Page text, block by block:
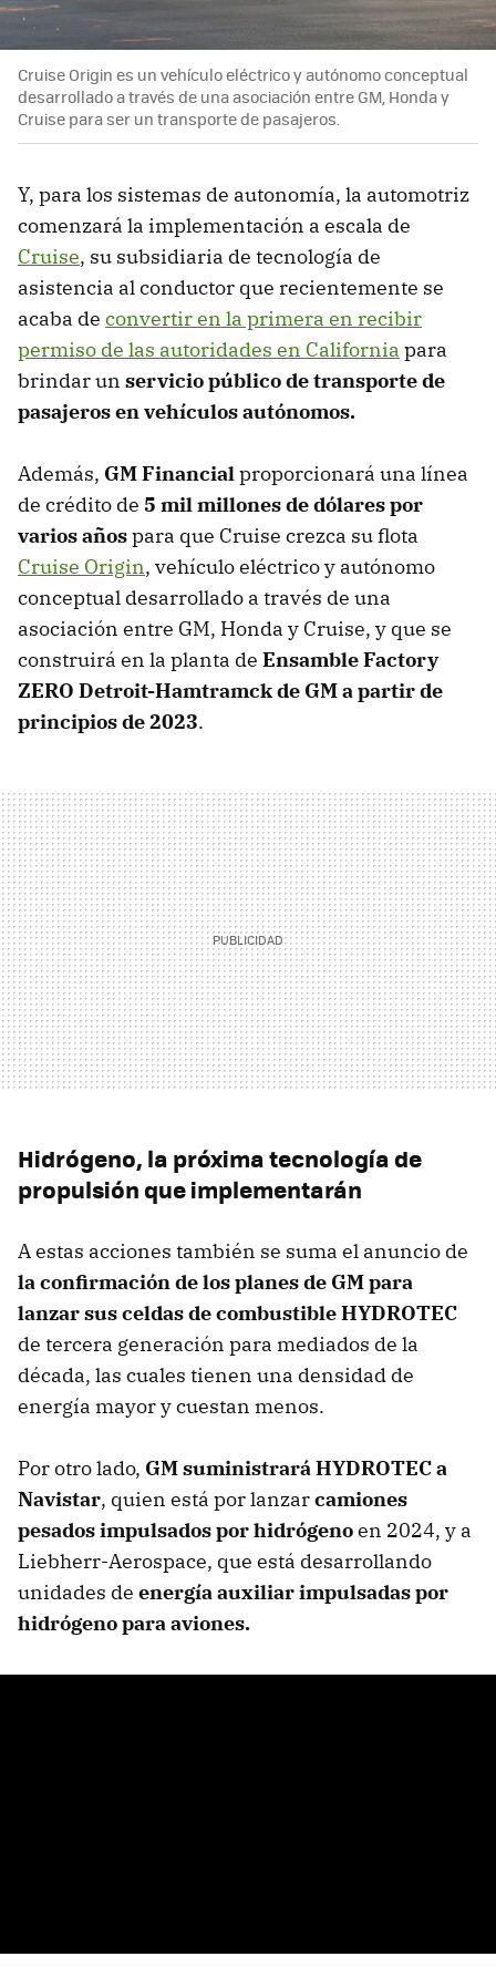
Cruise Origin es un vehículo eléctrico y autónomo conceptual
desarrollado a través de una asociación entre GM, Honda y
Cruise para ser un transporte de pasajeros.
Y, para los sistemas de autonomía, la automotriz
comenzará la implementación a escala de
Cruise, su subsidiaria de tecnología de
asistencia al conductor que recientemente se
acaba de convertir en la primera en recibir
permiso de las autoridades en California para
brindar un servicio público de transporte de
pasajeros en vehículos autónomos.
Además, GM Financialproporcionará una línea
de crédito de 5 mil millones de dólares por
varios añospara que Cruise crezca su flota
Cruise Origin, vehículo eléctrico y autónomo
conceptual desarrollado a través de una
asociación entre GM, Honda y Cruise, y que se
construirá en la planta de Ensamble Factory
ZERO Detroit-Hamtramck de GM a partir de
principios de 2023.
Hidrógeno, la próxima tecnología de
propulsión que implementarán
A estas acciones también se suma el anuncio de
la confirmación de los planes de GM para
lanzar sus celdas de combustible HYDROTEC
de tercera generación para mediados de la
década, las cuales tienen una densidad de
energía mayor y cuestan menos.
Por otro lado, GM suministrará HYDROTEC a
Navistar, quien está por lanzarcamiones
pesados impulsados por hidrógenoen 2024, y a
Liebherr-Aerospace, que está desarrollando
unidades de energía auxiliar impulsadas por
hidrógeno para aviones.